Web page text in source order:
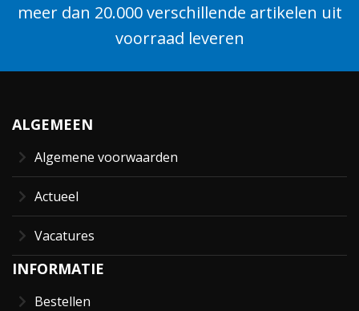
meer dan 20.000 verschillende artikelen uit
voorraad leveren
ALGEMEEN
Algemene voorwaarden
Actueel
Vacatures
INFORMATIE
Bestellen